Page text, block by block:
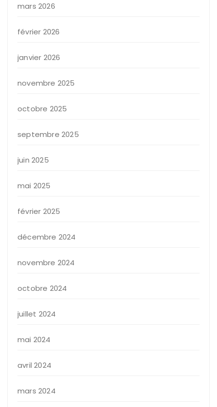
mars 2026
février 2026
janvier 2026
novembre 2025
octobre 2025
septembre 2025
juin 2025
mai 2025
février 2025
décembre 2024
novembre 2024
octobre 2024
juillet 2024
mai 2024
avril 2024
mars 2024